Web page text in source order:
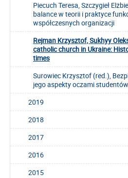
Piecuch Teresa, Szczygieł
balance w teorii i praktyce
współczesnych organizacji
Rejman Krzysztof, Sukhyy
catholic church in Ukraine:
times
Surowiec Krzysztof (red.),
jego aspekty oczami studentów
2019
2018
2017
2016
2015